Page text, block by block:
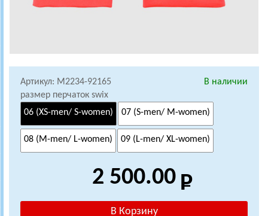
Артикул: M2234-92165
В наличии
размер перчаток swix
06 (XS-men/ S-women)
07 (S-men/ M-women)
08 (M-men/ L-women) 09 (L-men/ XL-women)
2 500.00